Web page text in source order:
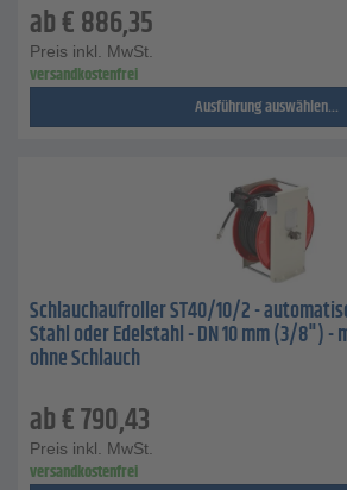
ab€886,35
Preis inkl. MwSt.
versandkostenfrei
Ausführung auswählen...
Schlauchaufroller ST40/10/2 -
Stahl oder Edelstahl - DN 10 mm (3/8") -
ohne Schlauch
ab€790,43
Preis inkl. MwSt.
versandkostenfrei